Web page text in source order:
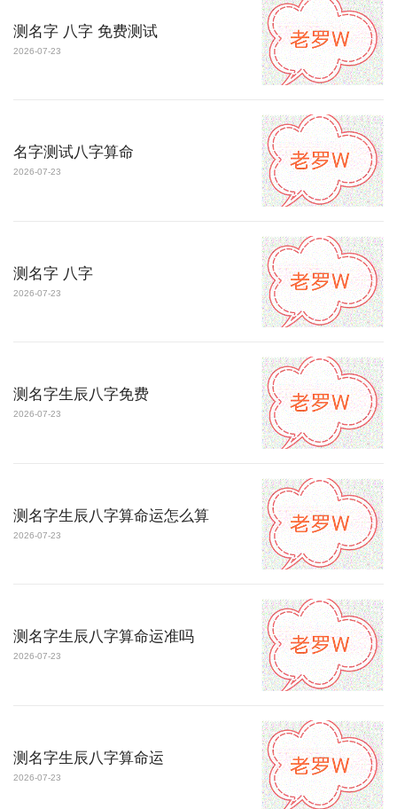
测名字 八字 免费测试
2026-07-23
名字测试八字算命
2026-07-23
测名字 八字
2026-07-23
测名字生辰八字免费
2026-07-23
测名字生辰八字算命运怎么算
2026-07-23
测名字生辰八字算命运准吗
2026-07-23
测名字生辰八字算命运
2026-07-23